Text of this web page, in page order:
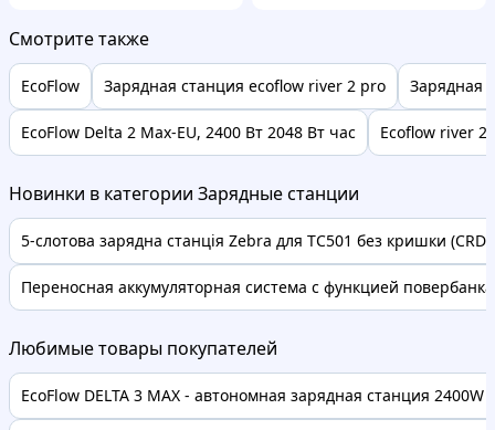
Смотрите также
EcoFlow Зарядная станция ecoflow river 2 pro Зарядная
EcoFlow Delta 2 Max-EU, 2400 Вт 2048 Вт час Ecoflow river
Новинки в категории Зарядные станции
5-слотова зарядна станція Zebra для TC501 без кришки (CRD-
Переносная аккумуляторная система с функцией
Любимые товары покупателей
EcoFlow DELTA 3 MAX - автономная зарядная станция 2400W